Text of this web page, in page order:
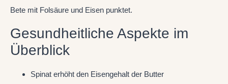
Bete mit Folsäure und Eisen punktet.
Gesundheitliche Aspekte im
Überblick
Spinat erhöht den Eisengehalt der Butter